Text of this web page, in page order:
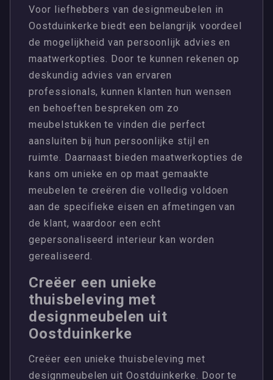
Voor liefhebbers van designmeubelen in
Oostduinkerke biedt een belangrijk voordeel
de mogelijkheid van persoonlijk advies en
maatwerkopties. Door te kunnen rekenen op
deskundig advies van ervaren
professionals, kunnen klanten hun wensen
en behoeften bespreken om zo
meubelstukken te vinden die perfect
aansluiten bij hun persoonlijke stijl en
ruimte. Daarnaast bieden maatwerkopties de
kans om unieke en op maat gemaakte
meubelen te creëren die volledig voldoen
aan de specifieke eisen en afmetingen van
de klant, waardoor een echt
gepersonaliseerd interieur kan worden
gerealiseerd.
Creëer een unieke
thuisbeleving met
designmeubelen uit
Oostduinkerke
Creëer een unieke thuisbeleving met
designmeubelen uit Oostduinkerke. Door te